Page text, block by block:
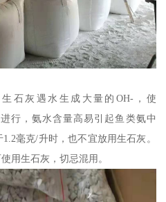
石灰遇水生成大量的OH-，使
进行，氨水含量高易引起鱼类氨中
毫克/升时，也不宜放用生石灰。
用生石灰，切忌混用。